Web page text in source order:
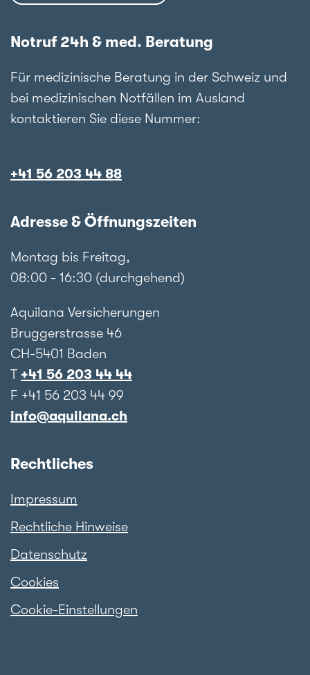
Notruf 24h & med. Beratung
Für medizinische Beratung in der Schweiz und
bei medizinischen Notfällen im Ausland
kontaktieren Sie diese Nummer:
+41 56 203 44 88
Adresse & Öffnungszeiten
Montag bis Freitag,
08:00 - 16:30 (durchgehend)
Aquilana Versicherungen
Bruggerstrasse 46
CH-5401 Baden
T +41 56 203 44 44
F +41 56 203 44 99
info@aquilana.ch
Rechtliches
Impressum
Rechtliche Hinweise
Datenschutz
Cookies
Cookie-Einstellungen